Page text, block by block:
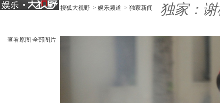
搜狐大视野 > 娱乐频道 > 独家新闻 独家：
查看原图 全部图片